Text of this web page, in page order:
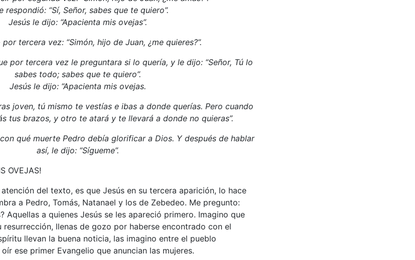
respondió: “Sí, Señor, sabes que te quiero”.
Jesús le dijo: “Apacienta mis ovejas”.
tercera vez: “Simón, hijo de Juan, ¿me quieres?”.
por tercera vez le preguntara si lo quería, y le dijo: “Señor, Tú lo
sabes todo; sabes que te quiero”.
Jesús le dijo: “Apacienta mis ovejas.
joven, tú mismo te vestías e ibas a donde querías. Pero cuando
tus brazos, y otro te atará y te llevará a donde no quieras”.
qué muerte Pedro debía glorificar a Dios. Y después de hablar
así, le dijo: “Sígueme”.
OVEJAS!
del texto, es que Jesús en su tercera aparición, lo hace
a Pedro, Tomás, Natanael y los de Zebedeo. Me pregunto:
Aquellas a quienes Jesús se les apareció primero. Imagino que
resurrección, llenas de gozo por haberse encontrado con el
llevan la buena noticia, las imagino entre el pueblo
ese primer Evangelio que anuncian las mujeres.